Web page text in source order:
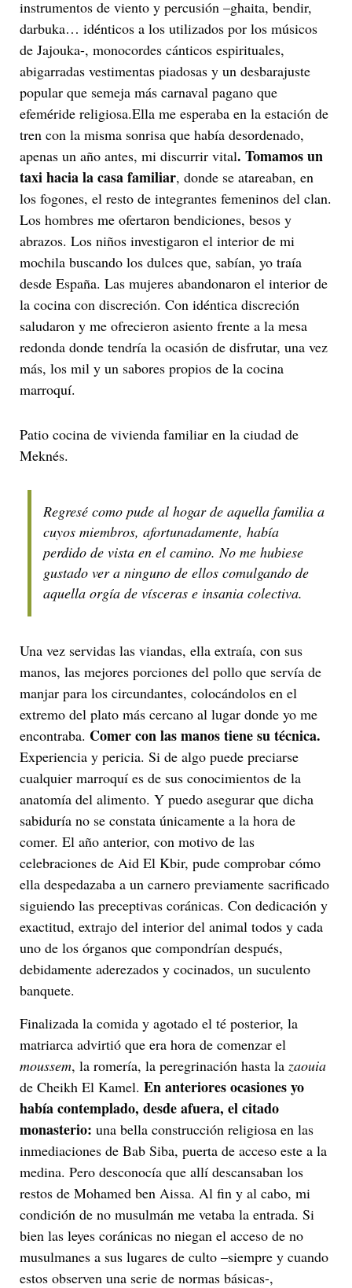
instrumentos de viento y percusión –ghaita, bendir,
darbuka… idénticos a los utilizados por los músicos
de Jajouka-, monocordes cánticos espirituales,
abigarradas vestimentas piadosas y un desbarajuste
popular que semeja más carnaval pagano que
efeméride religiosa.Ella me esperaba en la estación de
tren con la misma sonrisa que había desordenado,
apenas un año antes, mi discurrir vital. Tomamos un
taxi hacia la casa familiar, donde se atareaban, en
los fogones, el resto de integrantes femeninos del clan.
Los hombres me ofertaron bendiciones, besos y
abrazos. Los niños investigaron el interior de mi
mochila buscando los dulces que, sabían, yo traía
desde España. Las mujeres abandonaron el interior de
la cocina con discreción. Con idéntica discreción
saludaron y me ofrecieron asiento frente a la mesa
redonda donde tendría la ocasión de disfrutar, una vez
más, los mil y un sabores propios de la cocina
marroquí.
Patio cocina de vivienda familiar en la ciudad de
Meknés.
Regresé como pude al hogar de aquella familia a
cuyos miembros, afortunadamente, había
perdido de vista en el camino. No me hubiese
gustado ver a ninguno de ellos comulgando de
aquella orgía de vísceras e insania colectiva.
Una vez servidas las viandas, ella extraía, con sus
manos, las mejores porciones del pollo que servía de
manjar para los circundantes, colocándolos en el
extremo del plato más cercano al lugar donde yo me
encontraba. Comer con las manos tiene su técnica.
Experiencia y pericia. Si de algo puede preciarse
cualquier marroquí es de sus conocimientos de la
anatomía del alimento. Y puedo asegurar que dicha
sabiduría no se constata únicamente a la hora de
comer. El año anterior, con motivo de las
celebraciones de Aid El Kbir, pude comprobar cómo
ella despedazaba a un carnero previamente sacrificado
siguiendo las preceptivas coránicas. Con dedicación y
exactitud, extrajo del interior del animal todos y cada
uno de los órganos que compondrían después,
debidamente aderezados y cocinados, un suculento
banquete.
Finalizada la comida y agotado el té posterior, la
matriarca advirtió que era hora de comenzar el
moussem, la romería, la peregrinación hasta la zaouia
de Cheikh El Kamel. En anteriores ocasiones yo
había contemplado, desde afuera, el citado
monasterio: una bella construcción religiosa en las
inmediaciones de Bab Siba, puerta de acceso este a la
medina. Pero desconocía que allí descansaban los
restos de Mohamed ben Aissa. Al fin y al cabo, mi
condición de no musulmán me vetaba la entrada. Si
bien las leyes coránicas no niegan el acceso de no
musulmanes a sus lugares de culto –siempre y cuando
estos observen una serie de normas básicas-,